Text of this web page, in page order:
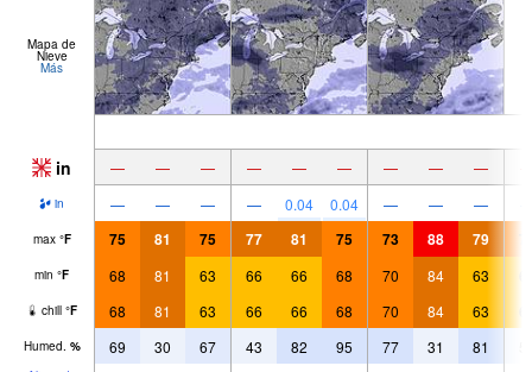
Mapa de
Nieve
Más
in — — — — — — — — —
in — — — — 0.04 0.04 — — —
max °F 75 81 75 77 81 75 73 88 79
min °F 68 81 63 66 66 68 70 84 63
chill °F 68 81 63 66 66 68 70 84 63
Humed. % 69 30 67 43 82 95 77 31 81